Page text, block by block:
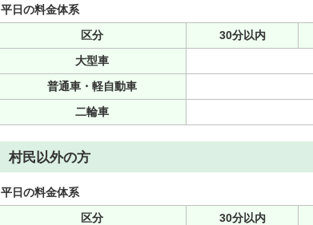
平日の料金体系
区分
30分以内
大型車
普通車・軽自動車
二輪車
村民以外の方
平日の料金体系
区分
30分以内